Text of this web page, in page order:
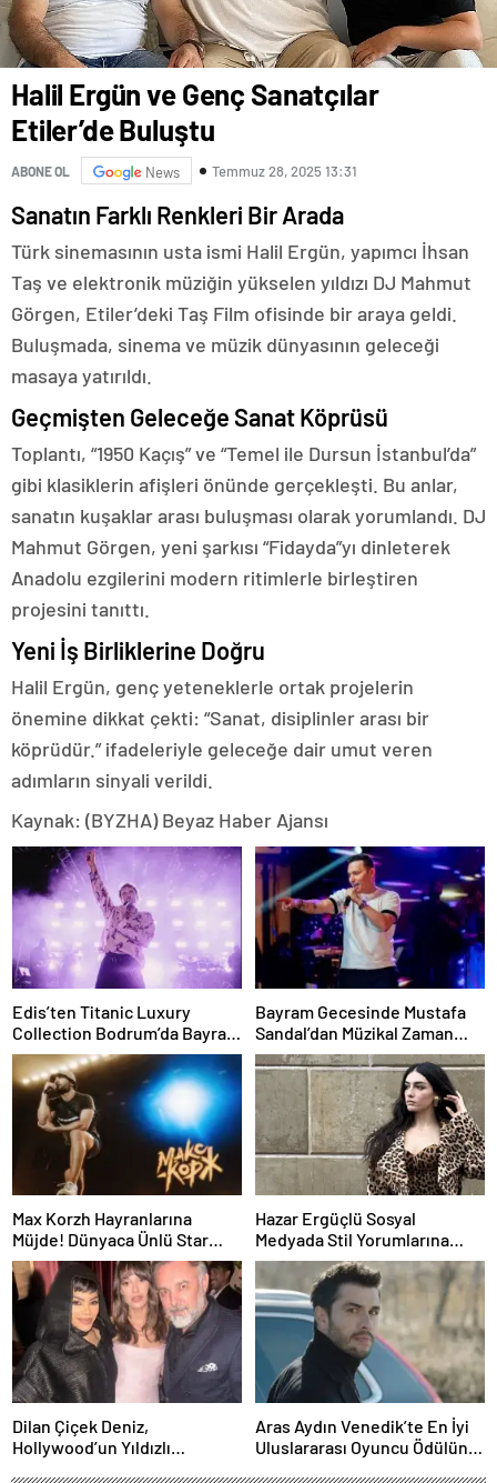
Halil Ergün ve Genç Sanatçılar
Etiler’de Buluştu
ABONE OL News Temmuz 28, 2025 13:31
Sanatın Farklı Renkleri Bir Arada
Türk sinemasının usta ismi Halil Ergün, yapımcı İhsan
Taş ve elektronik müziğin yükselen yıldızı DJ Mahmut
Görgen, Etiler’deki Taş Film ofisinde bir araya geldi.
Buluşmada, sinema ve müzik dünyasının geleceği
masaya yatırıldı.
Geçmişten Geleceğe Sanat Köprüsü
Toplantı, “1950 Kaçış” ve “Temel ile Dursun İstanbul’da”
gibi klasiklerin afişleri önünde gerçekleşti. Bu anlar,
sanatın kuşaklar arası buluşması olarak yorumlandı. DJ
Mahmut Görgen, yeni şarkısı “Fidayda”yı dinleterek
Anadolu ezgilerini modern ritimlerle birleştiren
projesini tanıttı.
Yeni İş Birliklerine Doğru
Halil Ergün, genç yeteneklerle ortak projelerin
önemine dikkat çekti: “Sanat, disiplinler arası bir
köprüdür.” ifadeleriyle geleceğe dair umut veren
adımların sinyali verildi.
Kaynak: (BYZHA) Beyaz Haber Ajansı
Edis’ten Titanic Luxury
Collection Bodrum’da Bayram
Gecesine Damga Vuran
Performans
Bayram Gecesinde Mustafa
Sandal’dan Müzikal Zaman
Yolculuğu
Max Korzh Hayranlarına
Müjde! Dünyaca Ünlü Star
İstanbul’da Canlı
Performansla Hayranlarıyla
Buluşuyor
Hazar Ergüçlü Sosyal
Medyada Stil Yorumlarına
Neden Oldu
Dilan Çiçek Deniz,
Hollywood’un Yıldızlı
Aras Aydın Venedik’te En İyi
Uluslararası Oyuncu Ödülünü